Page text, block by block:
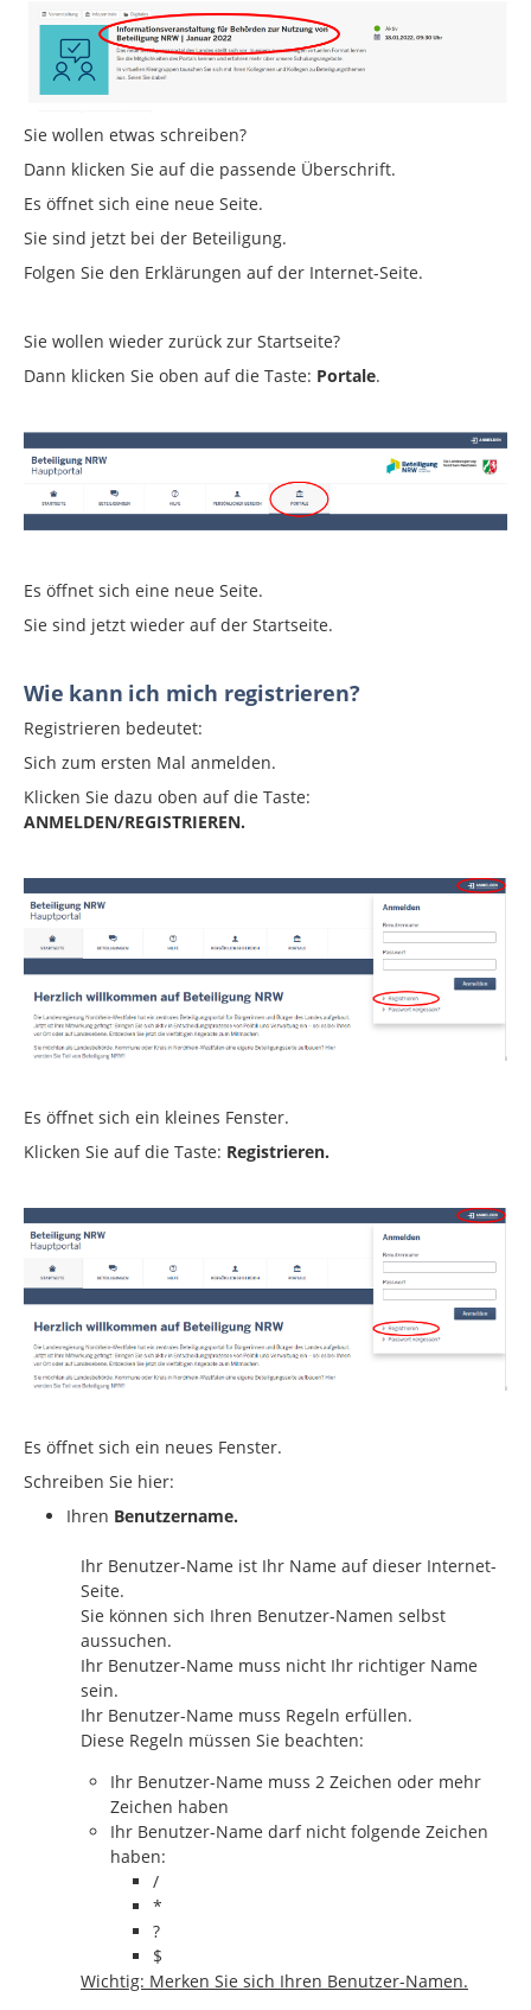
Sie wollen etwas schreiben?
Dann klicken Sie auf die passende Überschrift.
Es öffnet sich eine neue Seite.
Sie sind jetzt bei der Beteiligung.
Folgen Sie den Erklärungen auf der Internet-Seite.
Sie wollen wieder zurück zur Startseite?
Dann klicken Sie oben auf die Taste: Portale.
Es öffnet sich eine neue Seite.
Sie sind jetzt wieder auf der Startseite.
Wie kann ich mich registrieren?
Registrieren bedeutet:
Sich zum ersten Mal anmelden.
Klicken Sie dazu oben auf die Taste:
ANMELDEN/REGISTRIEREN.
Es öffnet sich ein kleines Fenster.
Klicken Sie auf die Taste: Registrieren.
Es öffnet sich ein neues Fenster.
Schreiben Sie hier:
Ihren Benutzername.
Ihr Benutzer-Name ist Ihr Name auf dieser Internet-
Seite.
Sie können sich Ihren Benutzer-Namen selbst
aussuchen.
Ihr Benutzer-Name muss nicht Ihr richtiger Name
sein.
Ihr Benutzer-Name muss Regeln erfüllen.
Diese Regeln müssen Sie beachten:
Ihr Benutzer-Name muss 2 Zeichen oder mehr
Zeichen haben
Ihr Benutzer-Name darf nicht folgende Zeichen
haben:
/
*
?
$
Wichtig: Merken Sie sich Ihren Benutzer-Namen.